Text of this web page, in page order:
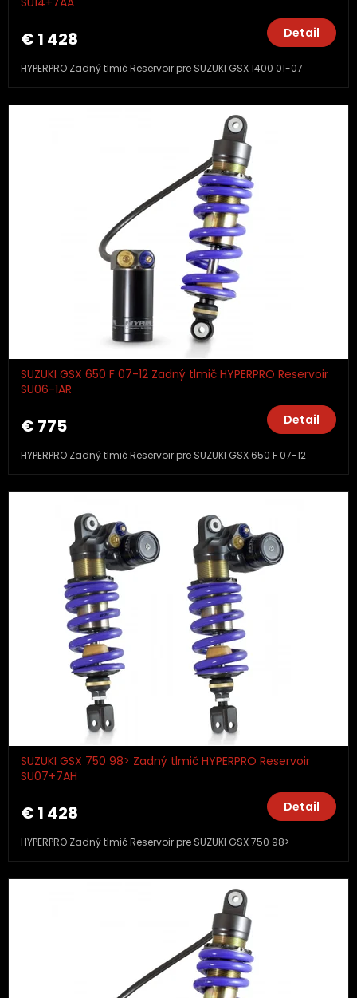
€ 1 428 Detail
HYPERPRO Zadný tlmič Reservoir pre SUZUKI GSX 1400 01-07
SUZUKI GSX 650 F 07-12 Zadný tlmič HYPERPRO Reservoir
SU06-1AR
€ 775 Detail
HYPERPRO Zadný tlmič Reservoir pre SUZUKI GSX 650 F 07-12
SUZUKI GSX 750 98> Zadný tlmič HYPERPRO Reservoir
SU07+7AH
€ 1 428 Detail
HYPERPRO Zadný tlmič Reservoir pre SUZUKI GSX 750 98>